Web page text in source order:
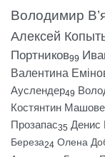
Володимир
Алексей
Портников99
Валентина
Ауслендер49
Костянтин
Прозапас35 Денис
Береза24 Олена